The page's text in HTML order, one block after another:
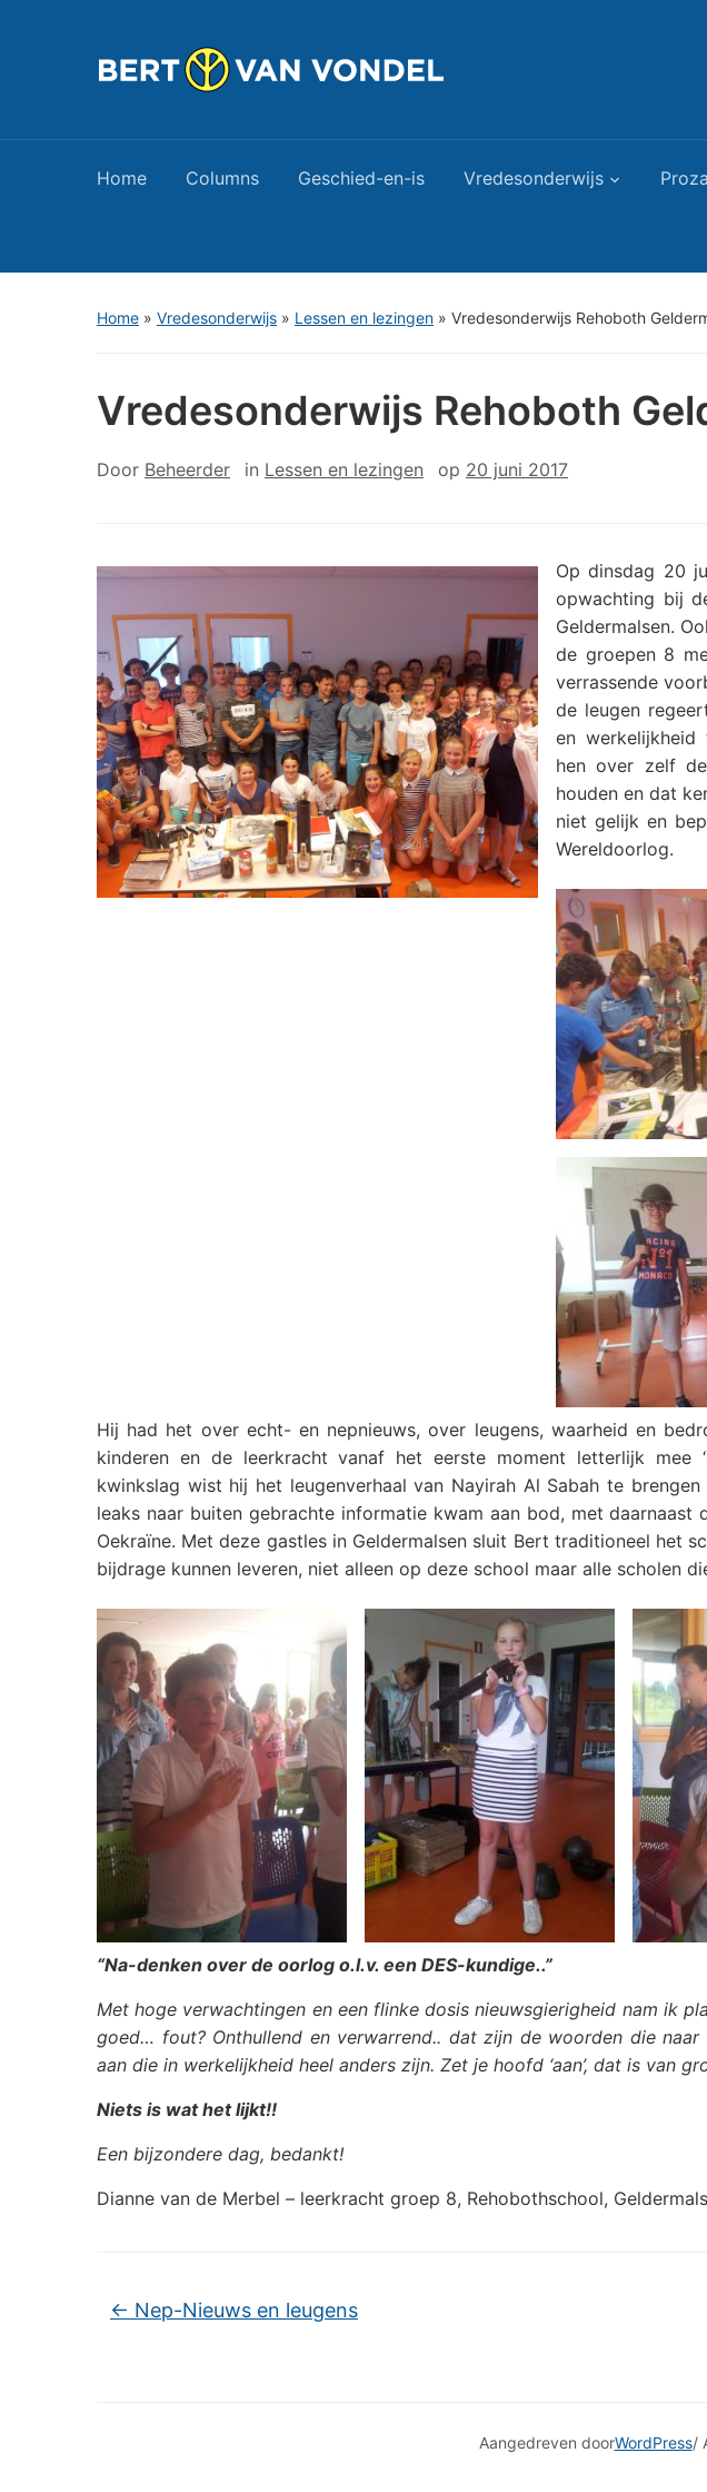
Home Columns Geschied-en-is Vredesonderwijs
Home » Vredesonderwijs » Lessen en lezingen » Vredesonderwijs Rehoboth
Vredesonderwijs Rehoboth
Door Beheerder in Lessen en lezingen op 20 juni 2017
Op dinsdag 20
opwachting bij
Geldermalsen.
de groepen 8
verrassende
de leugen
en
hen over zelf
houden en dat
niet gelijk en
Wereldoorlog.
Hij had het over echt- en nepnieuws, over leugens, waarheid en
kinderen en de leerkracht vanaf het eerste moment letterlijk mee
kwinkslag wist hij het leugenverhaal van Nayirah Al Sabah te
leaks naar buiten gebrachte informatie kwam aan bod, met daarnaast
Oekraïne. Met deze gastles in Geldermalsen sluit Bert traditioneel het
bijdrage kunnen leveren, niet alleen op deze school maar alle scholen
“Na-denken over de oorlog o.l.v. een DES-kundige..”
Met hoge verwachtingen en een flinke dosis nieuwsgierigheid nam ik
goed… fout? Onthullend en verwarrend.. dat zijn de woorden die
aan die in werkelijkheid heel anders zijn. Zet je hoofd ‘aan’, dat is van
Niets is wat het lijkt!!
Een bijzondere dag, bedankt!
Dianne van de Merbel – leerkracht groep 8, Rehobothschool,
← Nep-Nieuws en leugens
Aangedreven doorWordPress/